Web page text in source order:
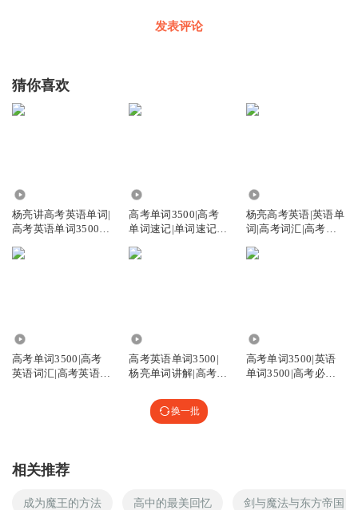
发表评论
猜你喜欢
杨亮讲高考英语单词|
高考英语单词3500|
高考单词3500|高考
单词速记|单词速记|
杨亮高考英语|英语单
词|高考词汇|高考单
高考单词3500|高考
英语词汇|高考英语单
高考英语单词3500|
杨亮单词讲解|高考英
高考单词3500|英语
单词3500|高考必背|
换一批
相关推荐
成为魔王的方法 高中的最美回忆 剑与魔法与东方帝国